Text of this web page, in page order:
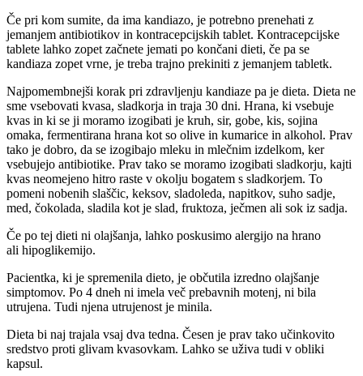
Če pri kom sumite, da ima kandiazo, je potrebno prenehati z
jemanjem antibiotikov in kontracepcijskih tablet. Kontracepcijske
tablete lahko zopet začnete jemati po končani dieti, če pa se
kandiaza zopet vrne, je treba trajno prekiniti z jemanjem tabletk.
Najpomembnejši korak pri zdravljenju kandiaze pa je dieta. Dieta ne
sme vsebovati kvasa, sladkorja in traja 30 dni. Hrana, ki vsebuje
kvas in ki se ji moramo izogibati je kruh, sir, gobe, kis, sojina
omaka, fermentirana hrana kot so olive in kumarice in alkohol. Prav
tako je dobro, da se izogibajo mleku in mlečnim izdelkom, ker
vsebujejo antibiotike. Prav tako se moramo izogibati sladkorju, kajti
kvas neomejeno hitro raste v okolju bogatem s sladkorjem. To
pomeni nobenih slaščic, keksov, sladoleda, napitkov, suho sadje,
med, čokolada, sladila kot je slad, fruktoza, ječmen ali sok iz sadja.
Če po tej dieti ni olajšanja, lahko poskusimo alergijo na hrano
ali hipoglikemijo.
Pacientka, ki je spremenila dieto, je občutila izredno olajšanje
simptomov. Po 4 dneh ni imela več prebavnih motenj, ni bila
utrujena. Tudi njena utrujenost je minila.
Dieta bi naj trajala vsaj dva tedna. Česen je prav tako učinkovito
sredstvo proti glivam kvasovkam. Lahko se uživa tudi v obliki
kapsul.